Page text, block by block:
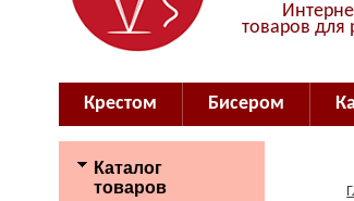
товаров для
Крестом Бисером
Каталог
товаров